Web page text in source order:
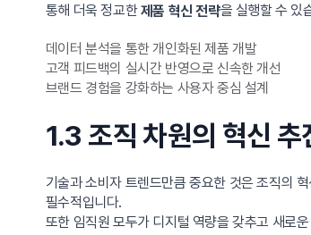
통해 더욱 정교한제품 혁신 전략을 실행할 수 있
데이터 분석을 통한 개인화된 제품 개발
고객 피드백의 실시간 반영으로 신속한 개선
브랜드 경험을 강화하는 사용자 중심 설계
1.3 조직 차원의 혁신 추
기술과 소비자 트렌드만큼 중요한 것은 조직의
필수적입니다.
또한 임직원 모두가 디지털 역량을 갖추고 새로